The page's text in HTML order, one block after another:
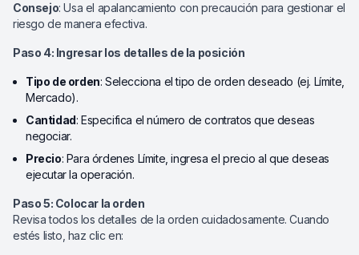
Consejo: Usa el apalancamiento con precaución para gestionar el
riesgo de manera efectiva.
Paso 4: Ingresar los detalles de la posición
Tipo de orden: Selecciona el tipo de orden deseado (ej. Límite,
Mercado).
Cantidad: Especifica el número de contratos que deseas
negociar.
Precio: Para órdenes Límite, ingresa el precio al que deseas
ejecutar la operación.
Paso 5: Colocar la orden
Revisa todos los detalles de la orden cuidadosamente. Cuando
estés listo, haz clic en: